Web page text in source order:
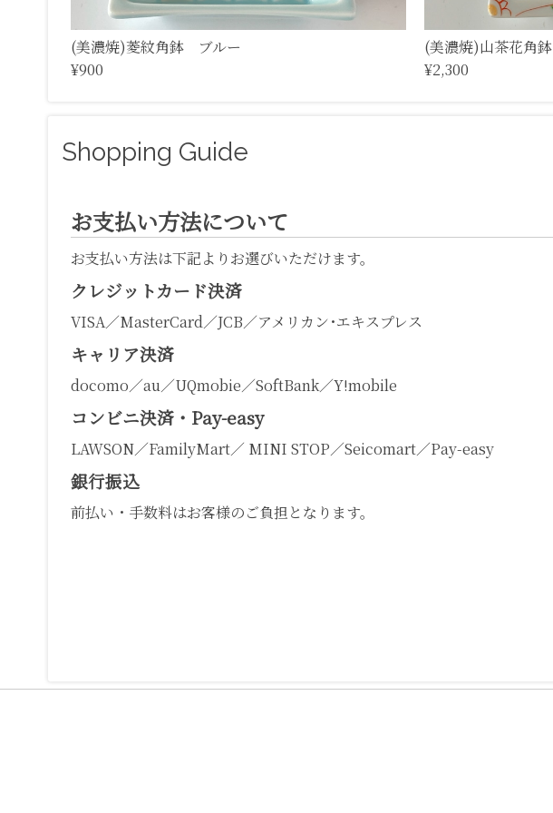
(美濃焼)菱紋角鉢 ブルー
¥900
(美濃焼)山茶花角鉢
¥2,300
Shopping Guide
お支払い方法について
お支払い方法は下記よりお選びいただけます。
クレジットカード決済
VISA／MasterCard／JCB／アメリカン･エキスプレス
キャリア決済
docomo／au／UQmobie／SoftBank／Y!mobile
コンビニ決済・Pay-easy
LAWSON／FamilyMart／ MINI STOP／Seicomart／Pay-easy
銀行振込
前払い・手数料はお客様のご負担となります。